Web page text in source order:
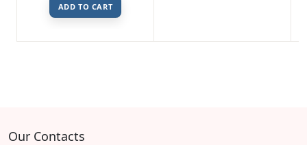
ADD TO CART
Our Contacts